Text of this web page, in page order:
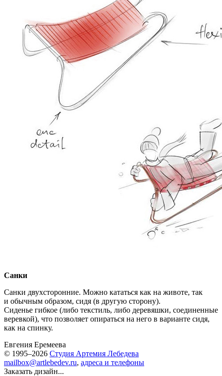
Санки
Санки двухсторонние. Можно кататься как на животе, так
и обычным образом, сидя (в другую сторону).
Сиденье гибкое (либо текстиль, либо деревяшки, соединенные
веревкой), что позволяет опираться на него в варианте сидя,
как на спинку.
Евгения Еремеева
© 1995–2026 Студия Артемия Лебедева
mailbox@artlebedev.ru, адреса и телефоны
Заказать дизайн...